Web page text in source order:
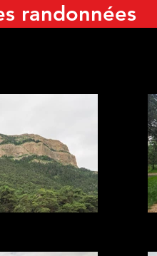
randonnées